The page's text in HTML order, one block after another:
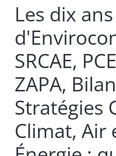
Les dix ans
SRCAE,
ZAPA,
Stratégies
Climat, Air